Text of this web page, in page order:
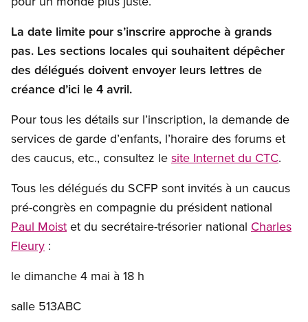
La date limite pour s’inscrire approche à grands
pas. Les sections locales qui souhaitent dépêcher
des délégués doivent envoyer leurs lettres de
créance d’ici le 4 avril.
Pour tous les détails sur l’inscription, la demande de
services de garde d’enfants, l’horaire des forums et
des caucus, etc., consultez le site Internet du CTC.
Tous les délégués du SCFP sont invités à un caucus
pré-congrès en compagnie du président national
Paul Moist et du secrétaire-trésorier national Charles
Fleury :
le dimanche 4 mai à 18 h
salle 513ABC